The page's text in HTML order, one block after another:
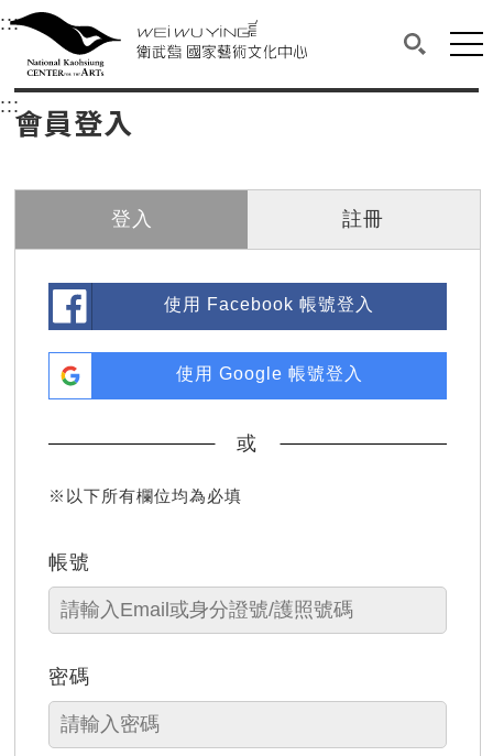
衛武營國家藝術文化中心
中央內容區塊，為本頁主要內容區。
:::選單連結區塊，此區塊列有本網站主要連結。
衛武營國家藝術文化中心
搜尋(開
網
::: 中央內容區塊，為本頁主要內容區。
會員登入
登入 註冊
使用 Facebook 帳號登入
使用 Google 帳號登入
或
※以下所有欄位均為必填
帳號
密碼